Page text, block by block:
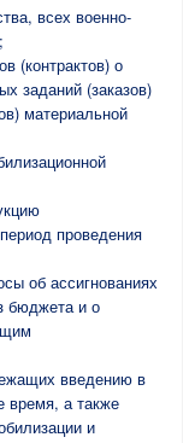
всех военно-
(контрактов) о
заданий (заказов)
материальной
проведения
об ассигнованиях
бюджета и о
введению в
время, а также
и